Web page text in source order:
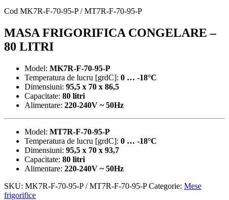
Cod MK7R-F-70-95-P / MT7R-F-70-95-P
MASA FRIGORIFICA CONGELARE –
80 LITRI
Model: MK7R-F-70-95-P
Temperatura de lucru [grdC]: 0 … -18°C
Dimensiuni: 95,5 x 70 x 86,5
Capacitate: 80 litri
Alimentare: 220-240V ~ 50Hz
Model: MT7R-F-70-95-P
Temperatura de lucru [grdC]: 0 … -18°C
Dimensiuni: 95,5 x 70 x 93,7
Capacitate: 80 litri
Alimentare: 220-240V ~ 50Hz
SKU: MK7R-F-70-95-P / MT7R-F-70-95-P Categorie: Mese
frigorifice